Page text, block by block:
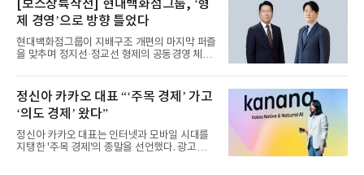
[보스상륙작전] 현대백화점그룹, ‘형
제 경영’으로 방향 틀었다
현대백화점그룹이 지배구조 개편의 마지막 퍼즐
을 맞추며 정지선·정교선 형제의 공동경영 체제
정신아 카카오 대표 “‘주목 경제’ 가고
‘의도 경제’ 왔다”
정신아 카카오 대표는 인터넷과 모바일 시대를
지탱한 '주목 경제'의 종말을 선언했다. 광고를